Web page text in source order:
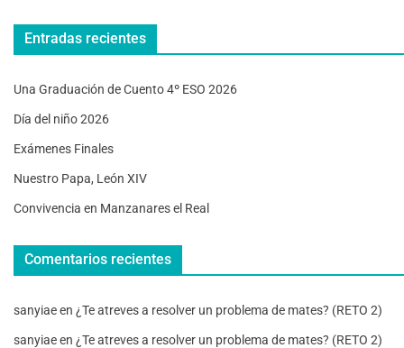
Entradas recientes
Una Graduación de Cuento 4º ESO 2026
Día del niño 2026
Exámenes Finales
Nuestro Papa, León XIV
Convivencia en Manzanares el Real
Comentarios recientes
sanyiaeen ¿Te atreves a resolver un problema de mates? (RETO 2)
sanyiaeen ¿Te atreves a resolver un problema de mates? (RETO 2)